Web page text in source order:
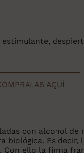
estimulante,
AQUÍ
con alcohol de
Es
. Con ello la firma